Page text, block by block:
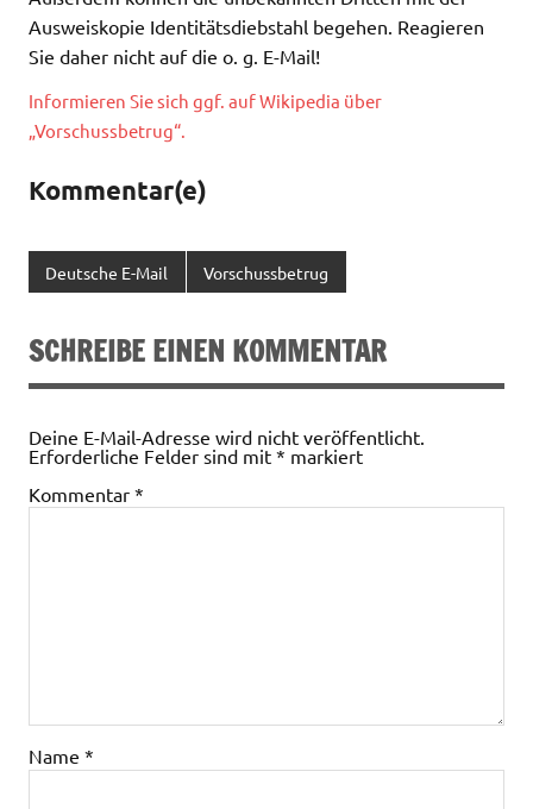
Ausweiskopie Identitätsdiebstahl begehen. Reagieren
Sie daher nicht auf die o. g. E-Mail!
Informieren Sie sich ggf. auf Wikipedia über
„Vorschussbetrug“.
Kommentar(e)
Deutsche E-Mail Vorschussbetrug
SCHREIBE EINEN KOMMENTAR
Deine E-Mail-Adresse wird nicht veröffentlicht.
Erforderliche Felder sind mit * markiert
Kommentar *
Name *